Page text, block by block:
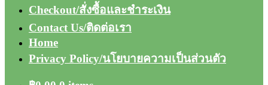
Checkout/สั่งซื้อและชำระเงิน
Contact Us/ติดต่อเรา
Home
Privacy Policy/นโยบายความเป็นส่วนตัว